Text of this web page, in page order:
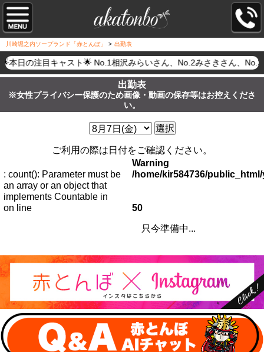
川崎堀之内ソープランド「赤とんぼ」 > 出勤表
本日の注目キャスト🌟 No.1相沢みらいさん、No.2みさきさん、
出勤表
※女性プライバシー保護のため画像・動画の保存等はお控えくださ
い。
選択
ご利用の際は日付をご確認ください。
Warning
: count(): Parameter must be
an array or an object that
implements Countable in
/home/kir584736/
on line 50
只今準備中...